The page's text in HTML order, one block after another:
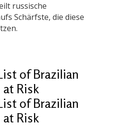
russische
Schärfste, die diese
of Brazilian
Risk
of Brazilian
Risk